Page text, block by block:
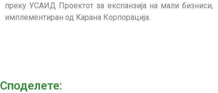
преку УСАИД Проектот за експанзија на мали бизниси,
имплементиран од Kарана Корпорација.
Споделeте: